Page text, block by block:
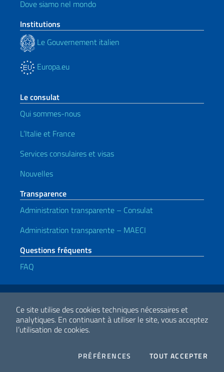
Ce site utilise des cookies techniques nécessaires et
analytiques. En continuant à utiliser le site, vous acceptez
l’utilisation de cookies.
PRÉFÉRENCES COOKIESTOUT ACCEPTER
Dove siamo nel mondo
Institutions
Le Gouvernement italien
Europa.eu
Le consulat
Qui sommes-nous
L’Italie et France
Services consulaires et visas
Nouvelles
Transparence
Administration transparente – Consulat
Administration transparente – MAECI
Questions fréquents
FAQ
Liens utiles